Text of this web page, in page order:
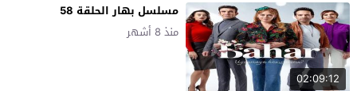
02:09:12
مسلسل بهار الحلقة 58
منذ 8 أشهر